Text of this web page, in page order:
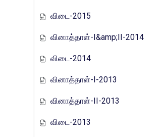
விடை-2015
வினாத்தாள்-I&amp;II-2014
விடை-2014
வினாத்தாள்-I-2013
வினாத்தாள்-II-2013
விடை-2013